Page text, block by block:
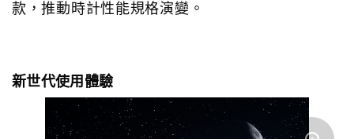
款，推動時計性能規格演變。
新世代使用體驗